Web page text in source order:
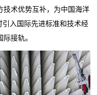
技术优势互补，为中国海洋
入国际先进标准和技术经
接轨。